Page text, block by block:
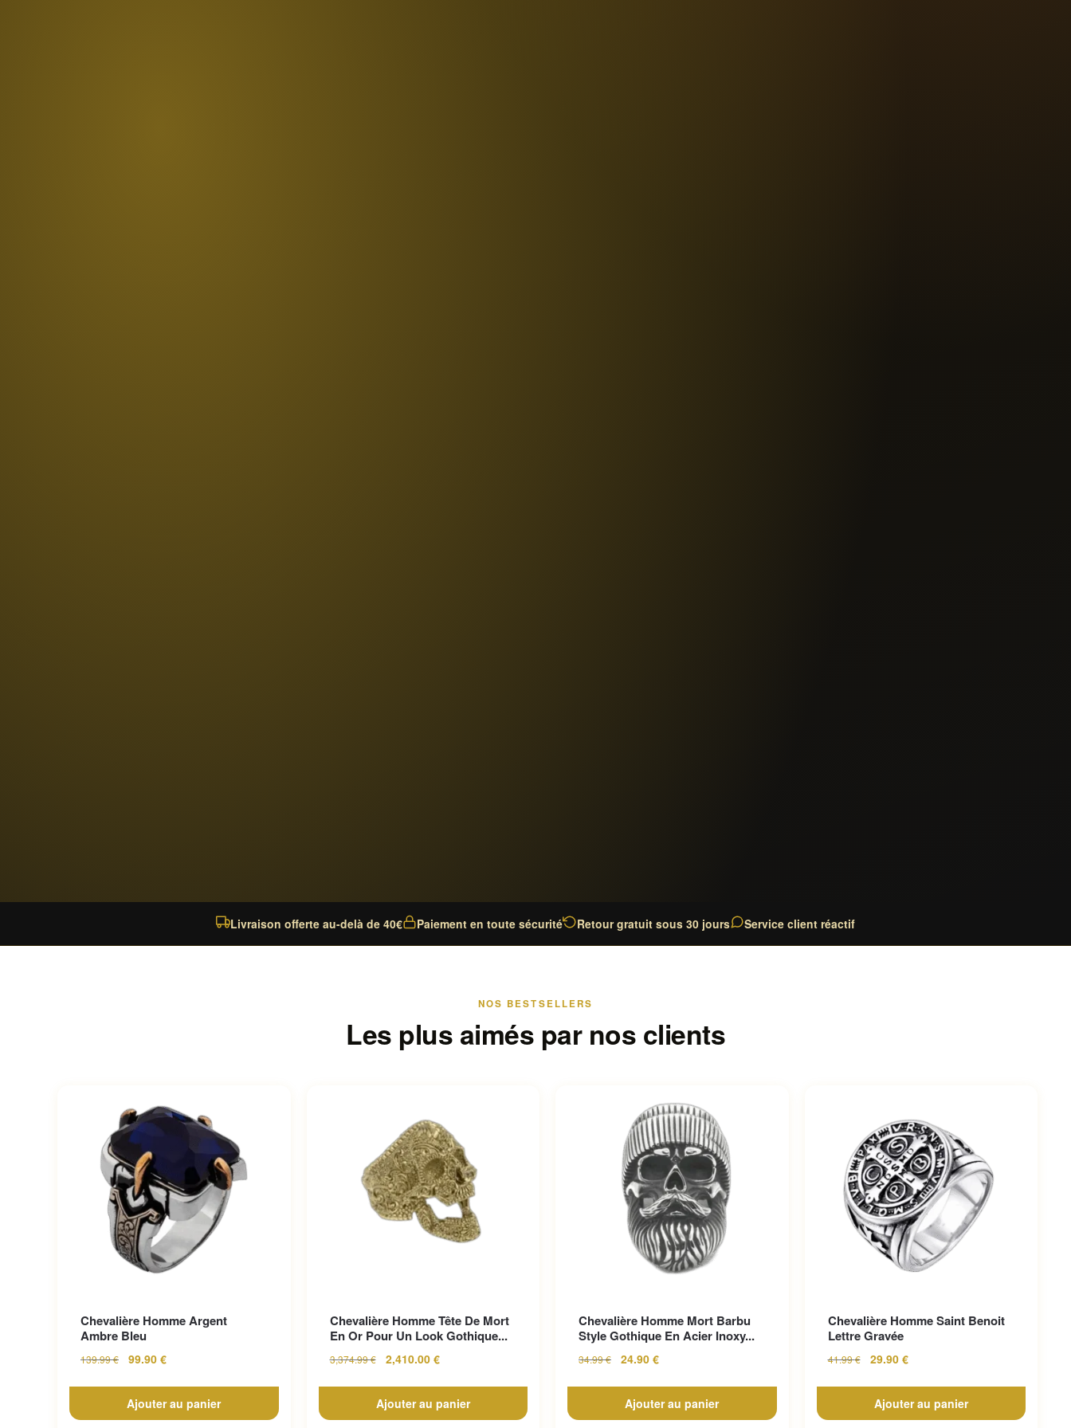
Livraison offerte au-delà de 40€ Paiement en toute sécurité Retour gratuit sous 30 jours Service client réactif
NOS BESTSELLERS
Les plus aimés par nos clients
Chevalière Homme Argent
Ambre Bleu
139.99€ 99.90 €
Ajouter au panier
Chevalière Homme Tête De Mort
En Or Pour Un Look Gothique...
3,374.99€ 2,410.00 €
Ajouter au panier
Chevalière Homme Mort Barbu
Style Gothique En Acier Inoxy...
34.99€ 24.90 €
Ajouter au panier
Chevalière Homme Saint Benoit
Lettre Gravée
41.99€ 29.90 €
Ajouter au panier